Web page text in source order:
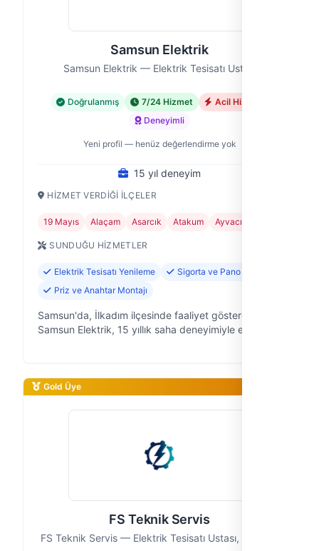
Samsun Elektrik
Samsun Elektrik — Elektrik Tesisatı Ustası
Doğrulanmış 7/24 Hizmet
Acil Hizmet
Deneyimli
Yeni profil — henüz değerlendirme yok
15 yıl deneyim
HIZMET VERDIĞI İLÇELER
19 Mayıs Alaçam Asarcık Atakum Ayvacık
SUNDUĞU HIZMETLER
Elektrik Tesisatı Yenileme
Sigorta ve Pano Tamiri
Priz ve Anahtar Montajı
Samsun'da, İlkadım ilçesinde faaliyet gösteren
Samsun Elektrik, 15 yıllık saha deneyimiyle ev ve iş
Gold Üye
FS Teknik Servis
FS Teknik Servis — Elektrik Tesisatı Ustası, Samsun